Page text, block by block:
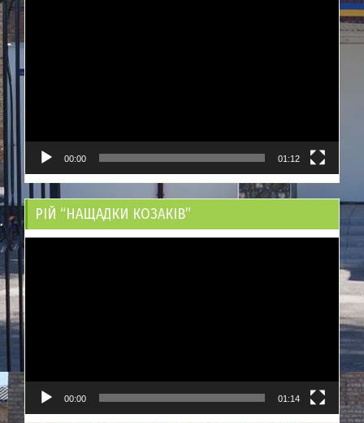
00:00 01:12
РІЙ “НАЩАДКИ КОЗАКІВ”
00:00 01:14